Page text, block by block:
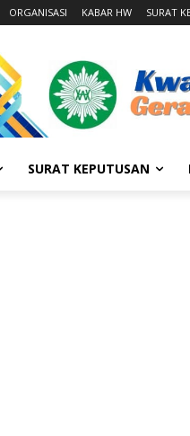
ORGANISASI KABAR HW SURAT
SURAT KEPUTUSAN